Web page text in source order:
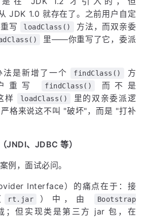
JDK 1.0 就存在了。之前用户自定
写
loadClass()
方法，而双亲委
里——你重写了它，委派
法是新增了一个 findClass()
方
重写
findClass() 而不是
样 loadClass()
里的双亲委派逻
格来说这不叫 "破坏"，而是 "打补
JNDI、JDBC 等）
例，面试必问。
Interface）的痛点在于：接
rt.jar ）中，由
Bootstrap
；但实现类是第三方 jar 包，在